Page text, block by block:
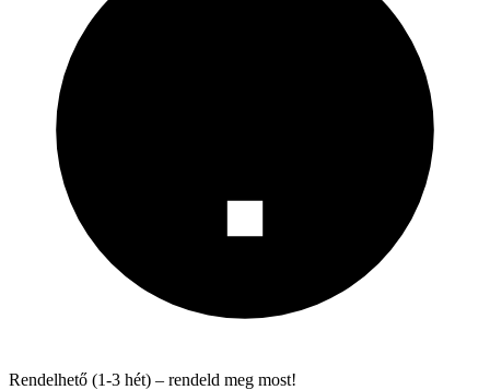
Rendelhető (1-3 hét) – rendeld meg most!